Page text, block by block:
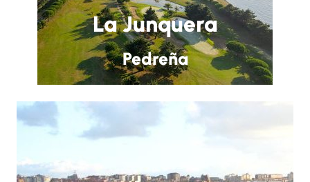
La Junquera
Pedreña